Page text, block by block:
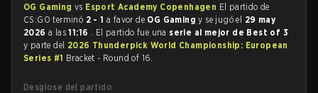
OG Gaming vs Esport Academy Copenhagen El partido de
CS:GO terminó 2 - 1 a favor de OG Gamingy se jugó el 29 may
2026 a las11:16 . El partido fue una serie al mejor de Best of 3
y parte del 2026 Thunderpick World Championship: European
Series #1 Bracket - Round of 16.
Desglose del partido